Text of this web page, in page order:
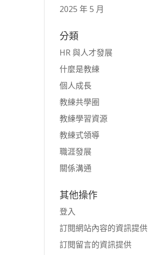
2025 年 5 月
分類
HR 與人才發展
什麼是教練
個人成長
教練共學圈
教練學習資源
教練式領導
職涯發展
關係溝通
其他操作
登入
訂閱網站內容的資訊提供
訂閱留言的資訊提供